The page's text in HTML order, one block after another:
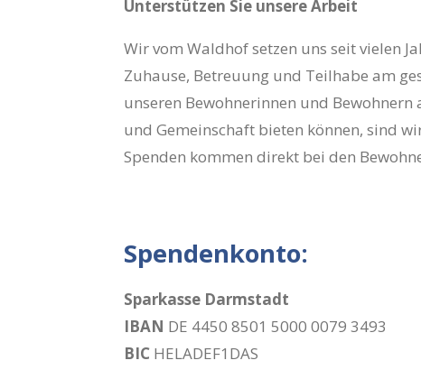
Unterstützen Sie unsere Arbeit
Wir vom Waldhof setzen uns seit vielen
Zuhause, Betreuung und Teilhabe am
unseren Bewohnerinnen und
und Gemeinschaft bieten können, sind
Spenden kommen direkt bei den
Spendenkonto:
Sparkasse Darmstadt
IBAN DE 4450 8501 5000 0079 3493
BIC HELADEF1DAS